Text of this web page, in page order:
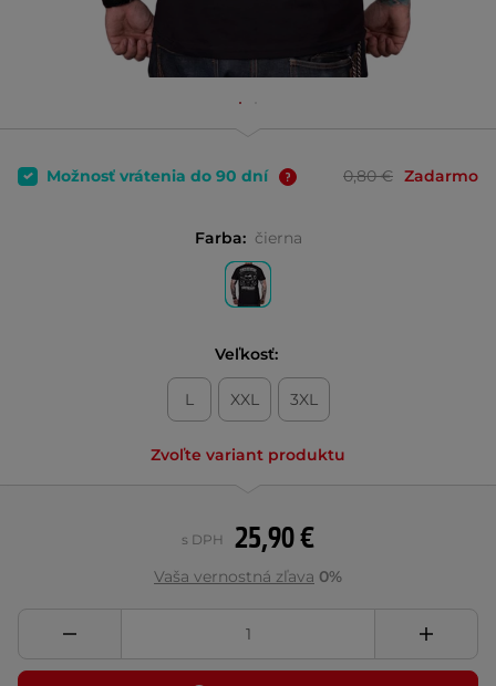
Možnosť vrátenia do 90 dní 0,80 € Zadarmo
Farba: čierna
Veľkosť:
L XXL 3XL
Zvoľte variant produktu
25,90 €
s DPH
Vaša vernostná zľava 0%